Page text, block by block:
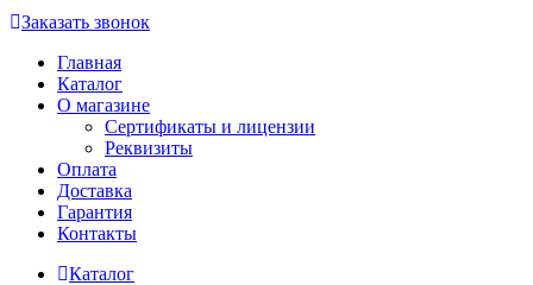
Заказать звонок
Главная
Каталог
О магазине
Сертификаты и лицензии
Реквизиты
Оплата
Доставка
Гарантия
Контакты
Каталог